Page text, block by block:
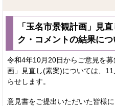
「玉名市景観計画」見
ク・コメントの結果につ
令和4年10月20日からご意見を
画」見直し(素案)については、
らせします。
意見書をご提出いただいた皆様